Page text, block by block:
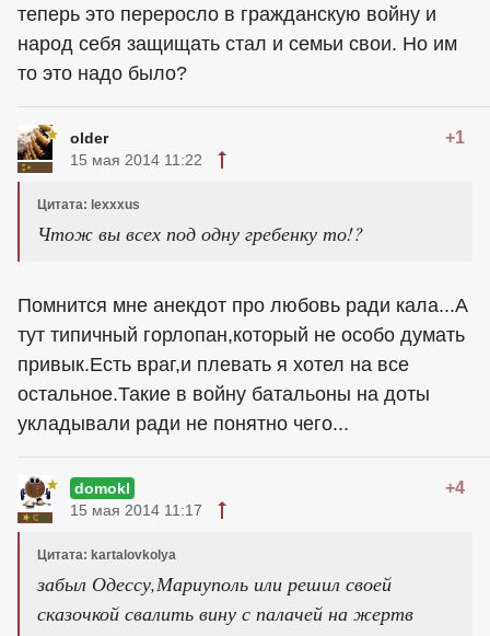
теперь это переросло в гражданскую войну и
народ себя защищать стал и семьи свои. Но им
то это надо было?
older +1
15 мая 2014 11:22
Цитата: lexxxus
Чтож вы всех под одну гребенку то!?
Помнится мне анекдот про любовь ради кала...А
тут типичный горлопан,который не особо думать
привык.Есть враг,и плевать я хотел на все
остальное.Такие в войну батальоны на доты
укладывали ради не понятно чего...
domokl +4
15 мая 2014 11:17
Цитата: kartalovkolya
забыл Одессу,Мариуполь или решил своей
сказочкой свалить вину с палачей на жертв